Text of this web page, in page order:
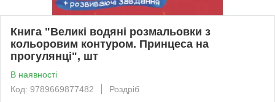
Книга "Великі водяні розмальовки з
кольоровим контуром. Принцеса на
прогулянці", шт
В наявності
Код: 9789669877482
Роздріб